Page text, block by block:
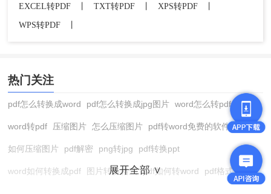
择所有图片。
EXCEL转PDF
TXT转PDF XPS转PDF
WPS转PDF
热门关注
pdf怎么转换成word pdf怎么转换成jpg图片 word怎么转pdf
word转pdf 压缩图片 怎么压缩图片 pdf转word免费的软件
如何压缩图片 pdf解密 png转jpg pdf转换ppt
word如何转换成pdf 图片转换格式 pdf如何转word pdf格式转换
展开全部 ∨